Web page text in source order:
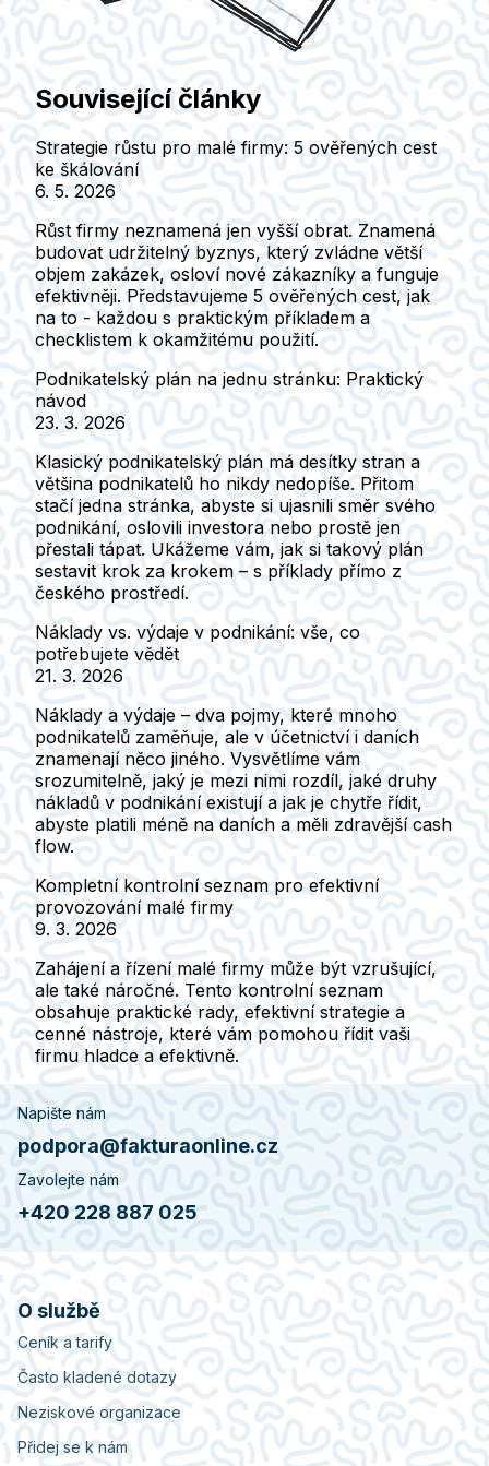
Související články
Strategie růstu pro malé firmy: 5 ověřených cest
ke škálování
6. 5. 2026
Růst firmy neznamená jen vyšší obrat. Znamená
budovat udržitelný byznys, který zvládne větší
objem zakázek, osloví nové zákazníky a funguje
efektivněji. Představujeme 5 ověřených cest, jak
na to - každou s praktickým příkladem a
checklistem k okamžitému použití.
Podnikatelský plán na jednu stránku: Praktický
návod
23. 3. 2026
Klasický podnikatelský plán má desítky stran a
většina podnikatelů ho nikdy nedopíše. Přitom
stačí jedna stránka, abyste si ujasnili směr svého
podnikání, oslovili investora nebo prostě jen
přestali tápat. Ukážeme vám, jak si takový plán
sestavit krok za krokem – s příklady přímo z
českého prostředí.
Náklady vs. výdaje v podnikání: vše, co
potřebujete vědět
21. 3. 2026
Náklady a výdaje – dva pojmy, které mnoho
podnikatelů zaměňuje, ale v účetnictví i daních
znamenají něco jiného. Vysvětlíme vám
srozumitelně, jaký je mezi nimi rozdíl, jaké druhy
nákladů v podnikání existují a jak je chytře řídit,
abyste platili méně na daních a měli zdravější cash
flow.
Kompletní kontrolní seznam pro efektivní
provozování malé firmy
9. 3. 2026
Zahájení a řízení malé firmy může být vzrušující,
ale také náročné. Tento kontrolní seznam
obsahuje praktické rady, efektivní strategie a
cenné nástroje, které vám pomohou řídit vaši
firmu hladce a efektivně.
Napište nám
podpora@fakturaonline.cz
Zavolejte nám
+420 228 887 025
O službě
Ceník a tarify
Často kladené dotazy
Neziskové organizace
Přidej se k nám